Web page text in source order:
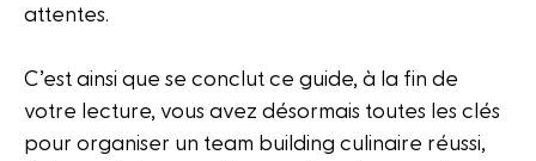
attentes.
C’est ainsi que se conclut ce guide, à la fin de
votre lecture, vous avez désormais toutes les clés
pour organiser un team building culinaire réussi,